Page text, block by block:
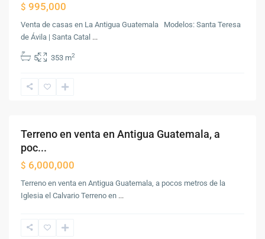
$ 995,000
Venta de casas en La Antigua Guatemala Modelos: Santa Teresa
de Ávila | Santa Catal ...
5 353 m2
Antigua
Antigua
Terreno en venta en Antigua Guatemala, a
poc...
$ 6,000,000
Terreno en venta en Antigua Guatemala, a pocos metros de la
Iglesia el Calvario Terreno en ...
Antigua